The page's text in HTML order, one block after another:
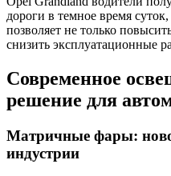
дороги в темное время
позволяет не только
снизить эксплуатационные
Современное
решение для
Матричные фары:
индустрии